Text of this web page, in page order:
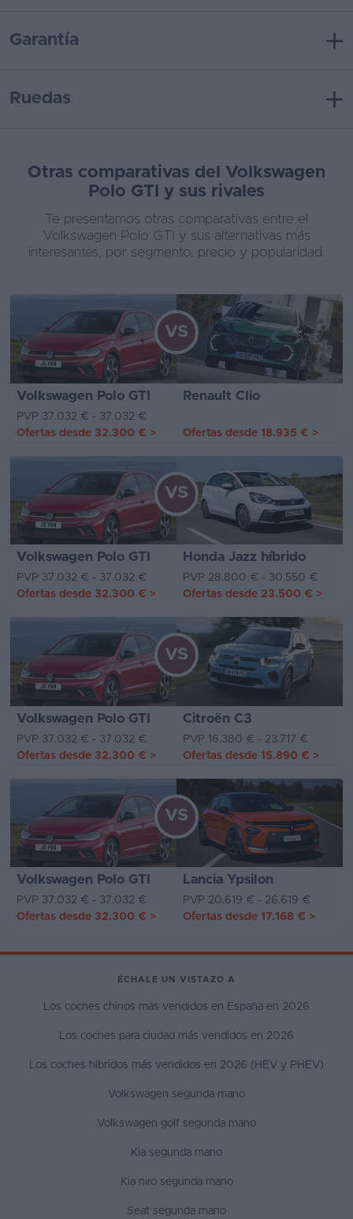
Garantía
Ruedas
Otras comparativas del Volkswagen
Polo GTI y sus rivales
Te presentamos otras comparativas entre el
Volkswagen Polo GTI y sus alternativas más
interesantes, por segmento, precio y popularidad.
Volkswagen Polo GTI Renault Clio
VS
PVP 37.032 € - 37.032 €
Ofertas desde 32.300 € > Ofertas desde 18.935 € >
Volkswagen Polo GTI Honda Jazz híbrido
VS
PVP 37.032 € - 37.032 €
PVP 28.800 € - 30.550 €
Ofertas desde 32.300 € > Ofertas desde 23.500 € >
Volkswagen Polo GTI Citroën C3
VS
PVP 37.032 € - 37.032 €
PVP 16.380 € - 23.717 €
Ofertas desde 32.300 € > Ofertas desde 15.890 € >
Volkswagen Polo GTI Lancia Ypsilon
VS
PVP 37.032 € - 37.032 €
PVP 20.619 € - 26.619 €
Ofertas desde 32.300 € > Ofertas desde 17.168 € >
ÉCHALE UN VISTAZO A
Los coches chinos más vendidos en España en 2026
Los coches para ciudad más vendidos en 2026
Los coches híbridos más vendidos en 2026 (HEV y PHEV)
Volkswagen segunda mano
Volkswagen golf segunda mano
Kia segunda mano
Kia niro segunda mano
Seat segunda mano